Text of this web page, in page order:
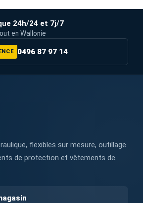
24h/24 et 7j/7
en Wallonie
0496 87 97 14
flexibles sur mesure, outillage
de protection et vêtements de